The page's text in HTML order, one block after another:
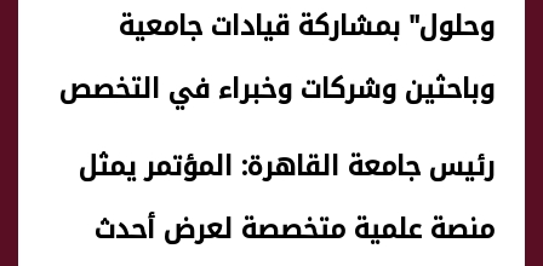
وحلول" بمشاركة قيادات جامعية
وباحثين وشركات وخبراء في التخصص
رئيس جامعة القاهرة: المؤتمر يمثل
منصة علمية متخصصة لعرض أحدث